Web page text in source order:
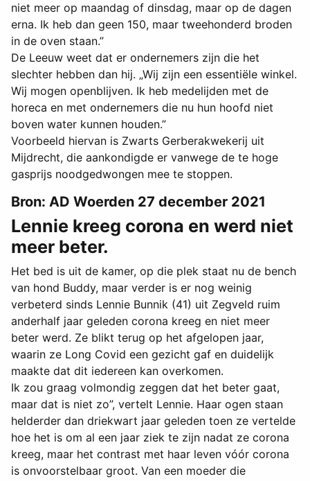
niet meer op maandag of dinsdag, maar op de dagen
erna. Ik heb dan geen 150, maar tweehonderd broden
in de oven staan.”
De Leeuw weet dat er ondernemers zijn die het
slechter hebben dan hij. „Wij zijn een essentiële winkel.
Wij mogen openblijven. Ik heb medelijden met de
horeca en met ondernemers die nu hun hoofd niet
boven water kunnen houden.”
Voorbeeld hiervan is Zwarts Gerberakwekerij uit
Mijdrecht, die aankondigde er vanwege de te hoge
gasprijs noodgedwongen mee te stoppen.
Bron: AD Woerden 27 december 2021
Lennie kreeg corona en werd niet
meer beter.
Het bed is uit de kamer, op die plek staat nu de bench
van hond Buddy, maar verder is er nog weinig
verbeterd sinds Lennie Bunnik (41) uit Zegveld ruim
anderhalf jaar geleden corona kreeg en niet meer
beter werd. Ze blikt terug op het afgelopen jaar,
waarin ze Long Covid een gezicht gaf en duidelijk
maakte dat dit iedereen kan overkomen.
Ik zou graag volmondig zeggen dat het beter gaat,
maar dat is niet zo”, vertelt Lennie. Haar ogen staan
helderder dan driekwart jaar geleden toen ze vertelde
hoe het is om al een jaar ziek te zijn nadat ze corona
kreeg, maar het contrast met haar leven vóór corona
is onvoorstelbaar groot. Van een moeder die